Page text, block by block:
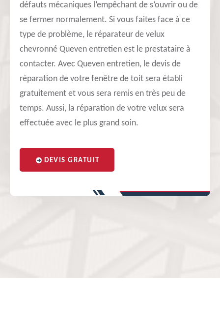
défauts mécaniques l’empêchant de s’ouvrir ou de
se fermer normalement. Si vous faites face à ce
type de problème, le réparateur de velux
chevronné Queven entretien est le prestataire à
contacter. Avec Queven entretien, le devis de
réparation de votre fenêtre de toit sera établi
gratuitement et vous sera remis en très peu de
temps. Aussi, la réparation de votre velux sera
effectuée avec le plus grand soin.
DEVIS GRATUIT